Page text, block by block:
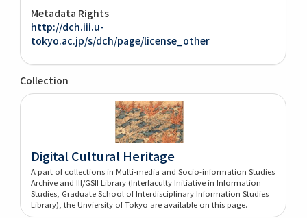
Metadata Rights
http://dch.iii.u-
tokyo.ac.jp/s/dch/page/license_other
Collection
Digital Cultural Heritage
A part of collections in Multi-media and Socio-information Studies
Archive and III/GSII Library (Interfaculty Initiative in Information
Studies, Graduate School of Interdisciplinary Information Studies
Library), the Unviersity of Tokyo are available on this page.